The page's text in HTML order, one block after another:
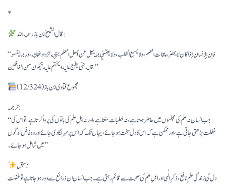
*
قال الشيخ ابن باز رحمه الله:
“فإن الإنسان إذا كان لا يحضر حلقات العلم، ولا يسمع الخطب، ولا يعتني بما ينقل عن أهل العلم؛ فإنه تزداد غفلته، وربما يقسو
قلبه حتى يطبع عليه ويختم عليه فيكون من الغافلين.”
مجموع فتاوى ابن باز (12/324)
ترجمہ:
“جب انسان نہ علم کی مجلسوں میں حاضر ہوتا ہے، نہ خطبات سنتا ہے، اور نہ اہلِ علم کی باتوں کی پروا کرتا ہے، تو اس کی
غفلت بڑھتی جاتی ہے، اور ممکن ہے کہ اس کا دل سخت ہو جائے، یہاں تک کہ اس پر مہر لگا دی جائے اور وہ غافل لوگوں
میں شامل ہو جائے۔”
سبق:
دل کی زندگی علمِ نافع، ذکرِ الٰہی اور اہلِ علم کی صحبت سے قائم رہتی ہے۔ جب انسان ان ذرائع سے دور ہو جاتا ہے تو غفلت